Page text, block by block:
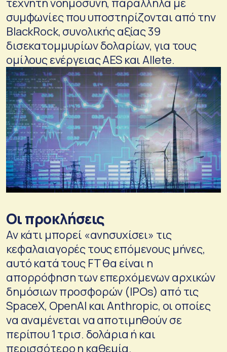
συμφωνίες που υποστηρίζονται από την
BlackRock, συνολικής αξίας 39
δισεκατομμυρίων δολαρίων, για τους
ομίλους ενέργειας AES και Allete.
Οι προκλήσεις
Αν κάτι μπορεί «ανησυχίσει» τις
κεφαλαιαγορές τους επόμενους μήνες,
αυτό κατά τους FT θα είναι η
απορρόφηση των επερχόμενων αρχικών
δημόσιων προσφορών (IPOs) από τις
SpaceX, OpenAI και Anthropic, οι οποίες
να αναμένεται να αποτιμηθούν σε
περίπου 1 τρισ. δολάρια ή και
περισσότερο η καθεμία.